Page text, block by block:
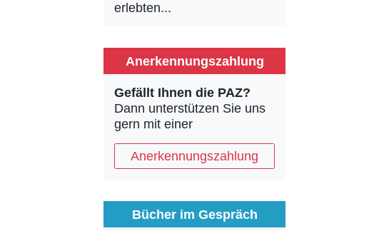
erlebten...
Anerkennungszahlung
Gefällt Ihnen die PAZ?
Dann unterstützen Sie uns
gern mit einer
Anerkennungszahlung
Bücher im Gespräch